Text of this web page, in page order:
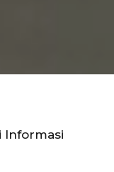
Informasi